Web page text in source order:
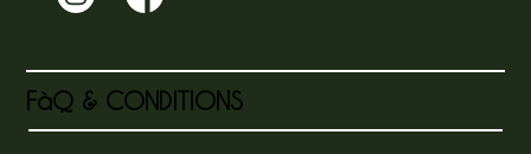
FàQ & CONDITIONS